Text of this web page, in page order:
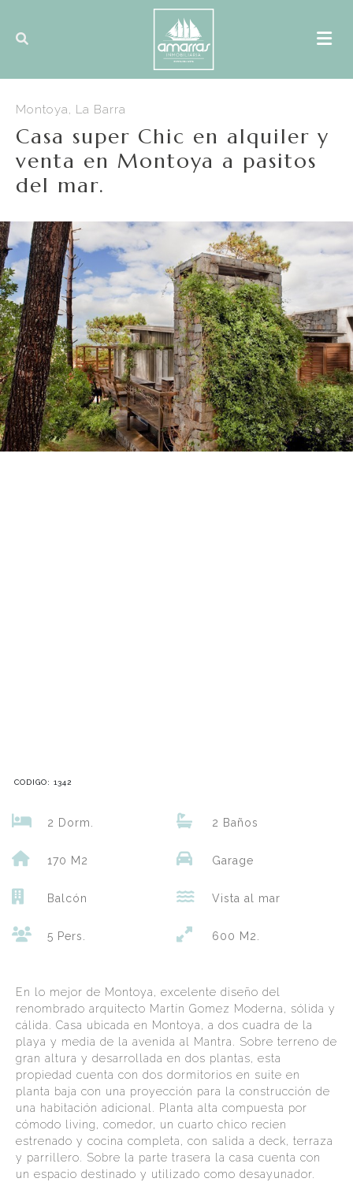
Montoya, La Barra
Casa super Chic en alquiler y
venta en Montoya a pasitos
del mar.
CODIGO: 1342
2 Dorm. 2 Baños
170 M2 Garage
Balcón Vista al mar
5 Pers. 600 M2.
En lo mejor de Montoya, excelente diseño del
renombrado arquitecto Martín Gomez Moderna, sólida y
cálida. Casa ubicada en Montoya, a dos cuadra de la
playa y media de la avenida al Mantra. Sobre terreno de
gran altura y desarrollada en dos plantas, esta
propiedad cuenta con dos dormitorios en suite en
planta baja con una proyección para la construcción de
una habitación adicional. Planta alta compuesta por
cómodo living, comedor, un cuarto chico recien
estrenado y cocina completa, con salida a deck, terraza
y parrillero. Sobre la parte trasera la casa cuenta con
un espacio destinado y utilizado como desayunador.